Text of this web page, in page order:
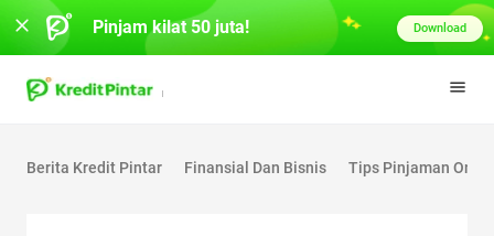
Berita Kredit Pintar Finansial Dan Bisnis Tips Pinjaman
Pinjam kilat 50 juta! Download